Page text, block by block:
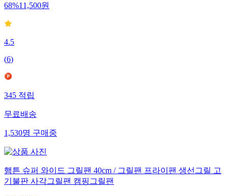
68%11,500원
4.5
(6)
345적립
무료배송
1,530명구매중
햄튼 슈퍼 와이드 그릴팬 40cm / 그릴팬 프라이팬 생선그릴 고
기불판 사각그릴팬 캠핑그릴팬